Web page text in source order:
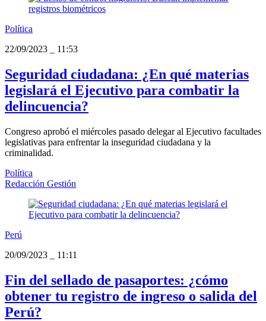
Política
22/09/2023
11:53
Seguridad ciudadana: ¿En qué materias
legislará el Ejecutivo para combatir la
delincuencia?
Congreso aprobó el miércoles pasado delegar al Ejecutivo facultades
legislativas para enfrentar la inseguridad ciudadana y la
criminalidad.
Política
Redacción Gestión
Perú
20/09/2023
11:11
Fin del sellado de pasaportes: ¿cómo
obtener tu registro de ingreso o salida del
Perú?